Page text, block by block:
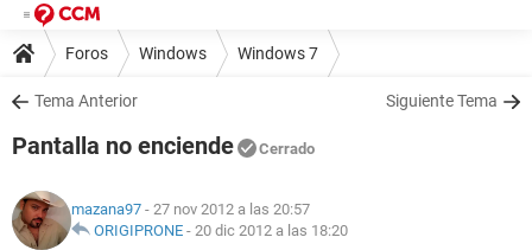
Foros Windows Windows 7
Tema Anterior Siguiente Tema
Pantalla no enciende Cerrado
mazana97 - 27 nov 2012 a las 20:57
ORIGIPRONE - 20 dic 2012 a las 18:20